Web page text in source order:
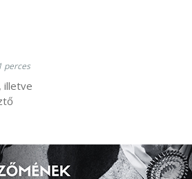
1 perces
illetve